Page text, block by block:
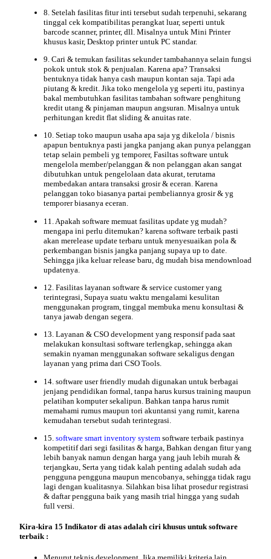
8. Setelah fasilitas fitur inti tersebut sudah terpenuhi, sekarang
tinggal cek kompatibilitas perangkat luar, seperti untuk
barcode scanner, printer, dll. Misalnya untuk Mini Printer
khusus kasir, Desktop printer untuk PC standar.
9. Cari & temukan fasilitas sekundertambahannya selain fungsi
pokok untuk stok & penjualan. Karena apa? Transaksi
bentuknya tidak hanya cash maupun kontan saja. Tapi ada
piutang & kredit. Jika toko mengelola yg seperti itu, pastinya
bakal membutuhkan fasilitas tambahan software penghitung
kredit utang & pinjaman maupun angsuran. Misalnya untuk
perhitungan kredit flat sliding & anuitas rate.
10. Setiap toko maupun usaha apa saja yg dikelola / bisnis
apapun bentuknya pasti jangka panjang akan punya pelanggan
tetap selain pembeli yg temporer, Fasiltas software untuk
mengelola member/pelanggan & non pelanggan akan sangat
dibutuhkan untuk pengelolaan data akurat, terutama
membedakan antara transaksi grosir & eceran. Karena
pelanggan toko biasanya partai pembeliannya grosir & yg
temporer biasanya eceran.
11. Apakah software memuat fasilitas update yg mudah?
mengapa ini perlu ditemukan? karena software terbaik pasti
akan merelease update terbaru untuk menyesuaikan pola &
perkembangan bisnis jangka panjang supaya up to date.
Sehingga jika keluar release baru, dg mudah bisa mendownload
updatenya.
12. Fasilitas layanan software & service customer yang
terintegrasi, Supaya suatu waktu mengalami kesulitan
menggunakan program, tinggal membuka menu konsultasi &
tanya jawab dengan segera.
13. Layanan & CSO development yang responsif pada saat
melakukan konsultasi software terlengkap, sehingga akan
semakin nyaman menggunakan software sekaligus dengan
layanan yang prima dari CSO Tools.
14. software user friendly mudah digunakan untuk berbagai
jenjang pendidikan formal, tanpa harus kursus training maupun
pelatihan komputer sekalipun. Bahkan tanpa harus rumit
memahami rumus maupun tori akuntansi yang rumit, karena
kemudahan tersebut sudah terintegrasi.
15. software smart inventory system software terbaik pastinya
kompetitif dari segi fasilitas & harga, Bahkan dengan fitur yang
lebih banyak namun dengan harga yang jauh lebih murah &
terjangkau, Serta yang tidak kalah penting adalah sudah ada
pengguna pengguna maupun mencobanya, sehingga tidak ragu
lagi dengan kualitasnya. Silahkan bisa lihat prosedur registrasi
& daftar pengguna baik yang masih trial hingga yang sudah
full versi.
Kira-kira 15 Indikator di atas adalah ciri khusus untuk software
terbaik :